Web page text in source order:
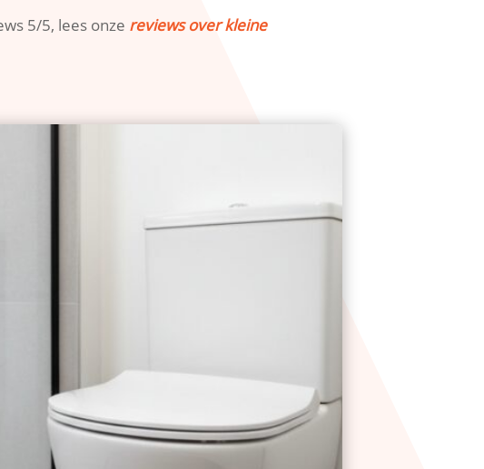
5/5, lees onze reviews over kleine